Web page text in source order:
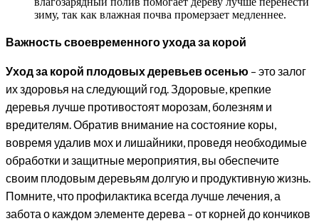
зиму, так как влажная почва промерзает медленнее.
Важность своевременного ухода за корой
Уход за корой плодовых деревьев осенью – это залог
их здоровья на следующий год. Здоровые, крепкие
деревья лучше противостоят морозам, болезням и
вредителям. Обратив внимание на состояние коры,
вовремя удалив мох и лишайники, проведя необходимые
обработки и защитные мероприятия, вы обеспечите
своим плодовым деревьям долгую и продуктивную жизнь.
Помните, что профилактика всегда лучше лечения, а
забота о каждом элементе дерева – от корней до кончиков